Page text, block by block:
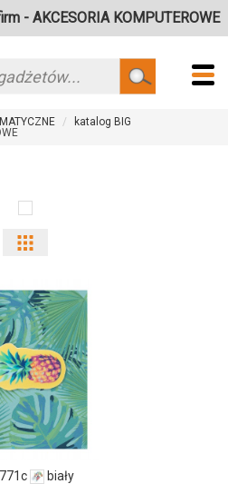
- AKCESORIA KOMPUTEROWE
Szukaj
katalog BIG
i
ilości
produktu
837771c
biały